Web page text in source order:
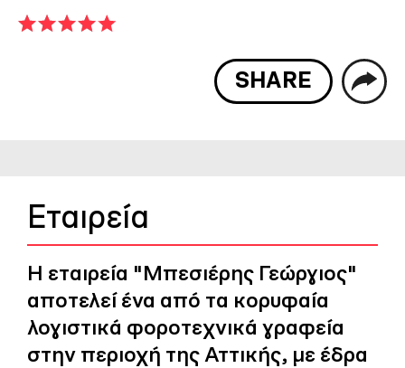
SHARE
Εταιρεία
Η εταιρεία "Μπεσιέρης Γεώργιος"
αποτελεί ένα από τα κορυφαία
λογιστικά φοροτεχνικά γραφεία
στην περιοχή της Αττικής, με έδρα